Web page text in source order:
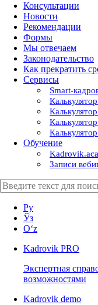
Консультации
Новости
Рекомендации
Формы
Мы отвечаем
Законодательство
Как прекратить
Сервисы
Smart-
Обучение
Записи
Ру
Ўз
Oʻz
Kadrovik PRO
Экспертная
возможностями
Kadrovik demo